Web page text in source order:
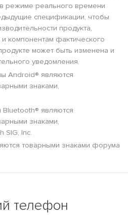
режиме реального времени
спецификации, чтобы
продукта,
компонентам фактического
может быть изменена и
уведомления.
Android® являются
знаками,
Bluetooth® являются
знаками,
Inc.
товарными знаками форума
телефон